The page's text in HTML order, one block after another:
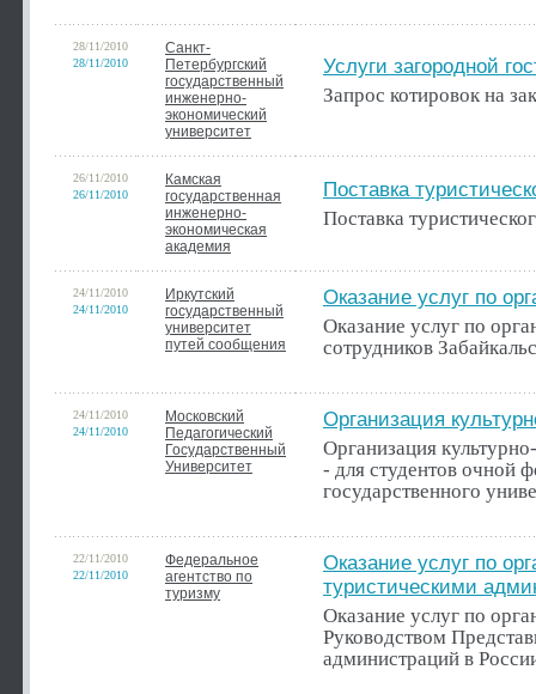
28/11/2010
28/11/2010
Санкт-
Петербургский
государственный
инженерно-
экономический
университет
Услуги загородной
Запрос котировок на
26/11/2010
26/11/2010
Камская
государственная
инженерно-
экономическая
академия
Поставка
Поставка
24/11/2010
24/11/2010
Иркутский
государственный
университет
путей сообщения
Оказание услуг по
Оказание услуг по
сотрудников
24/11/2010
24/11/2010
Московский
Педагогический
Государственный
Университет
Организация
Организация
- для студентов очной
государственного
22/11/2010
22/11/2010
Федеральное
агентство по
туризму
Оказание услуг по
туристическими
Оказание услуг по
Руководством
администраций в